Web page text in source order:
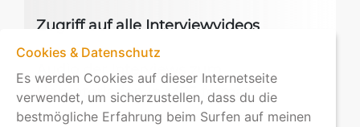
Zugriff auf alle Interviewvideos
Audio der Interviews zum
Herunterladen in MP3 format
Cookies & Datenschutz
Es werden Cookies auf dieser Internetseite
verwendet, um sicherzustellen, dass du die
bestmögliche Erfahrung beim Surfen auf meinen